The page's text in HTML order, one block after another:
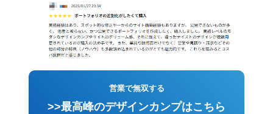
営業で無双する
>>最高峰のデザインカンプはこちら